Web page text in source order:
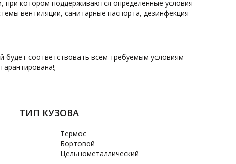
котором поддерживаются определенные условия
вентиляции, санитарные паспорта, дезинфекция –
соответствовать всем требуемым условиям
ТИП КУЗОВА
Термос
Бортовой
Цельнометаллический